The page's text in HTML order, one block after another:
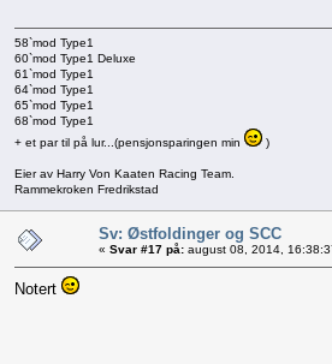
58`mod Type1
60`mod Type1 Deluxe
61`mod Type1
64`mod Type1
65`mod Type1
68`mod Type1
+ et par til på lur...(pensjonsparingen min
)
Eier av Harry Von Kaaten Racing Team.
Rammekroken Fredrikstad
Sv: Østfoldinger og SCC
« Svar #17 på: august 08, 2014,
Notert